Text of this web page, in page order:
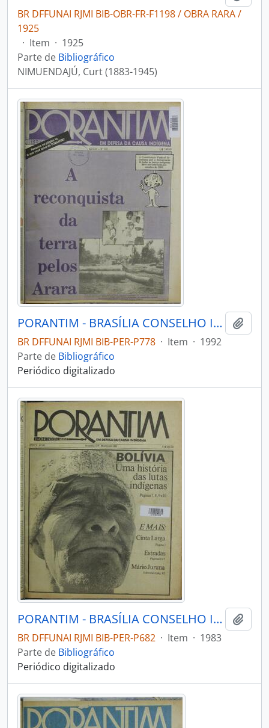
BR DFFUNAI RJMI BIB-OBR-FR-F1198 / OBRA RARA /
1925
· Item · 1925
Parte de Bibliográfico
NIMUENDAJÚ, Curt (1883-1945)
PORANTIM - BRASÍLIA CONSELHO INDIGENISTA MISSIONÁRIO - 1992 - Nº152
BR DFFUNAI RJMI BIB-PER-P778 · Item · 1992
Parte de Bibliográfico
Periódico digitalizado
PORANTIM - BRASÍLIA CONSELHO INDIGENISTA MISSIONÁRIO - 1983 - Nº49
BR DFFUNAI RJMI BIB-PER-P682 · Item · 1983
Parte de Bibliográfico
Periódico digitalizado